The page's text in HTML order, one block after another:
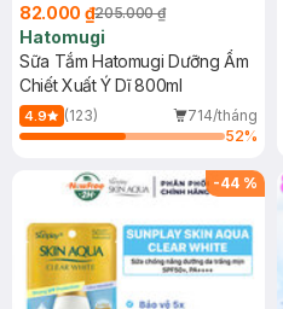
82.000 ₫205.000 ₫
Hatomugi
Sữa Tắm Hatomugi Dưỡng Ẩm
Chiết Xuất Ý Dĩ 800ml
4.9 (123)
714/tháng
52%
-44 %